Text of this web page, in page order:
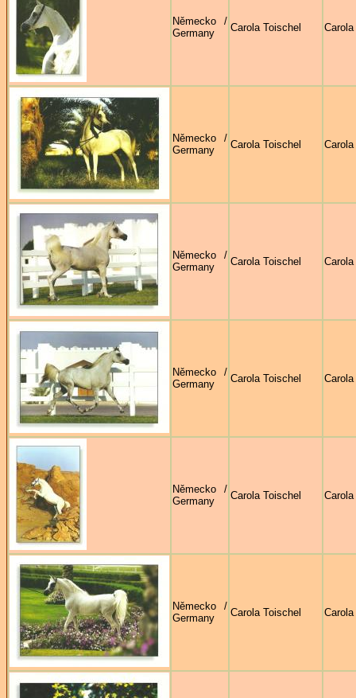
Německo /
Germany
Carola Toischel
Německo /
Germany
Carola Toischel
Německo /
Germany
Carola Toischel
Německo /
Germany
Carola Toischel
Německo /
Germany
Carola Toischel
Německo /
Germany
Carola Toischel